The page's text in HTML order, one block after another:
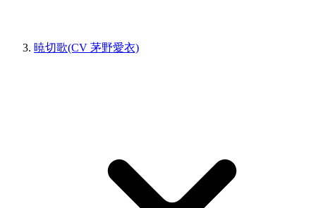
暁切歌(CV 茅野愛衣)